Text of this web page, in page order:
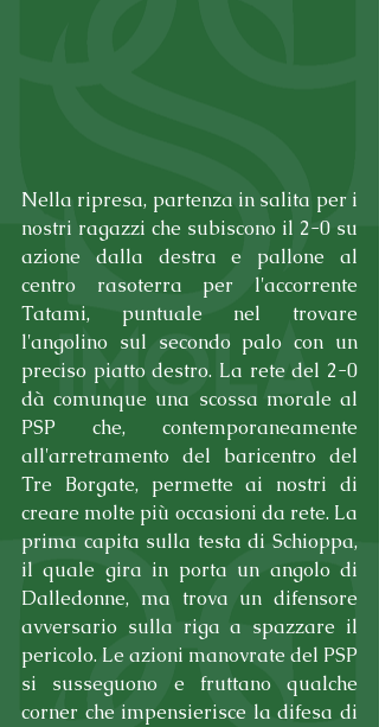
Nella ripresa, partenza in salita per i
nostri ragazzi che subiscono il 2-0 su
azione dalla destra e pallone al
centro rasoterra per l'accorrente
Tatami, puntuale nel trovare
l'angolino sul secondo palo con un
preciso piatto destro. La rete del 2-0
dà comunque una scossa morale al
PSP che, contemporaneamente
all'arretramento del baricentro del
Tre Borgate, permette ai nostri di
creare molte più occasioni da rete. La
prima capita sulla testa di Schioppa,
il quale gira in porta un angolo di
Dalledonne, ma trova un difensore
avversario sulla riga a spazzare il
pericolo. Le azioni manovrate del PSP
si susseguono e fruttano qualche
corner che impensierisce la difesa di